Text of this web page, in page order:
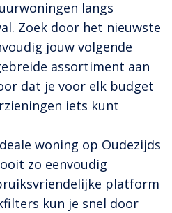
langs
Zoek door het nieuwste
jouw volgende
assortiment aan
dat je voor elk budget
iets kunt
woning op Oudezijds
zo eenvoudig
platform
kun je snel door